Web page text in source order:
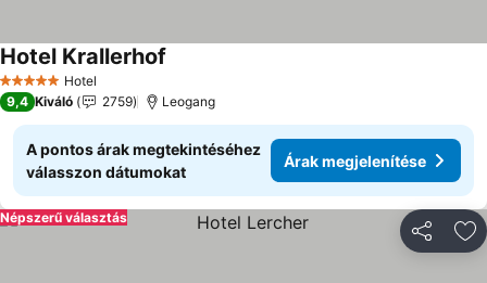
5 KategóriaHotel
Hotel Krallerhof
9,4 Kiváló 2759 Leogang
A pontos árak megtekintéséhez
válasszon dátumokat
Árak megjelenítése
Népszerű választás